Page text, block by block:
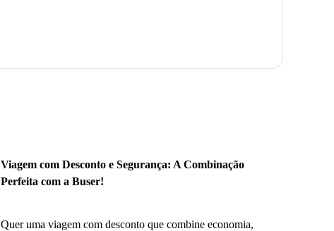
Viagem com Desconto e Segurança: A Combinação
Perfeita com a Buser!
Quer uma viagem com desconto que combine economia,